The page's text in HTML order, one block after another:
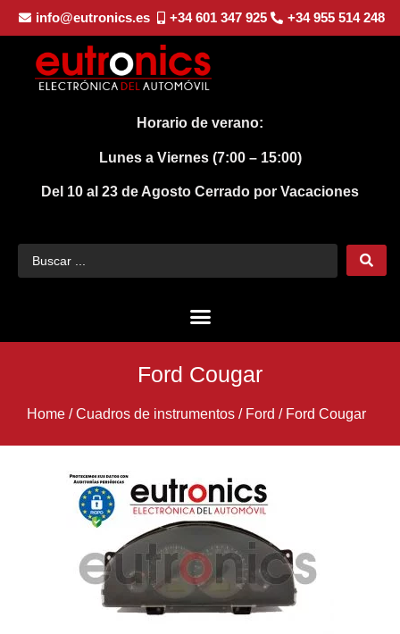
info@eutronics.es +34 601 347 925 +34 955 514 248
Horario de verano:
Lunes a Viernes (7:00 – 15:00)
Del 10 al 23 de Agosto Cerrado por Vacaciones
Ford Cougar
Home/Cuadros de instrumentos/ Ford / Ford Cougar